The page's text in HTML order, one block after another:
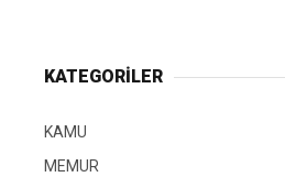
KATEGORİLER
KAMU
MEMUR